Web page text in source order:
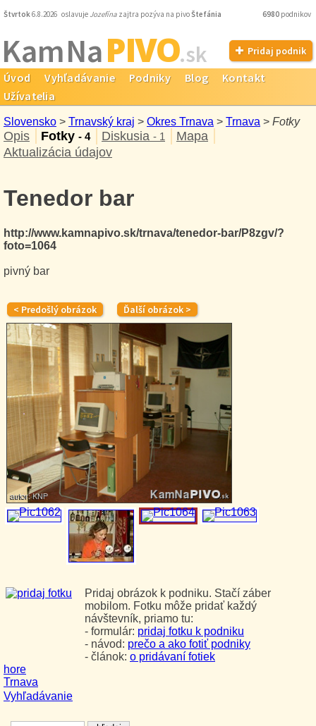
Štvrtok6.8.2026 oslavuje Jozefína zajtra pozýva na pivoŠtefánia 6980 podnikov
Kam NaPIVO.sk Pridaj podnik
Úvod Vyhľadávanie Podniky Blog
Kontakt
Užívatelia
Slovensko > Trnavský kraj > Okres Trnava > Trnava > Fotky
Opis Fotky - 4 Diskusia - 1
Mapa
Aktualizácia údajov
Vyhľadávanie
Tenedor bar
http://www.kamnapivo.sk/trnava/tenedor-bar/P8zgv/?
foto=1064
pivný bar
Pridaj obrázok k podniku. Stačí záber
mobilom. Fotku môže pridať každý
návštevník, priamo tu:
- formulár: pridaj fotku k podniku
- návod: prečo a ako fotiť podniky
- článok: o pridávaní fotiek
hore
Trnava